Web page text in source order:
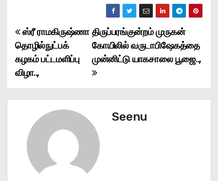
P
o
s
t
திருப்பரங்குன்றம் முருகன்
கோயிலில் வருடாபிஷேகத்தை
முன்னிட்டு யாகசாலை பூஜை..,
ஸ்ரீ ராமகிருஷ்ணா
தொழில்நுட்பக்
கழகம் பட்டமளிப்பு
விழா..,
Seenu